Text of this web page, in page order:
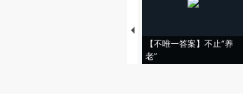
【不唯一答案】不止“养
老”